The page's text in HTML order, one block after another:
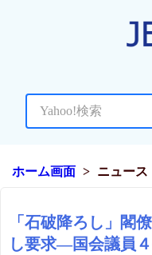
ホーム画面 ニュース
「石破降ろし」閣
し要求―国会議員